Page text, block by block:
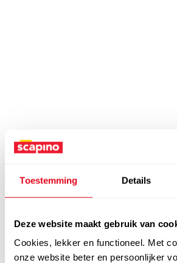
Toestemming Details
Deze website maakt gebruik van
Cookies, lekker en functioneel. Met
onze website beter en persoonlijker